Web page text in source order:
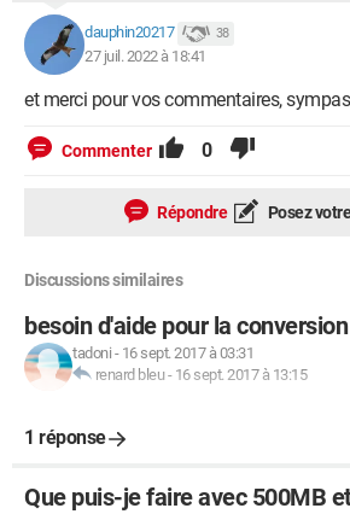
dauphin20217 38
27 juil. 2022 à 18:41
et merci pour vos commentaires,
Commenter 0
Répondre Posez
Discussions similaires
besoin d'aide pour la
tadoni - 16 sept. 2017 à 03:31
renard bleu- 16 sept. 2017 à 13:15
1 réponse
Que puis-je faire avec 500MB